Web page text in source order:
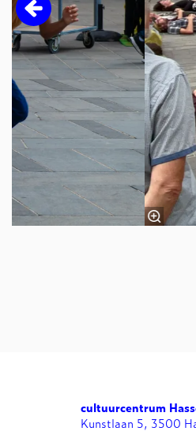
cultuurcentrum
Kunstlaan 5, 3500